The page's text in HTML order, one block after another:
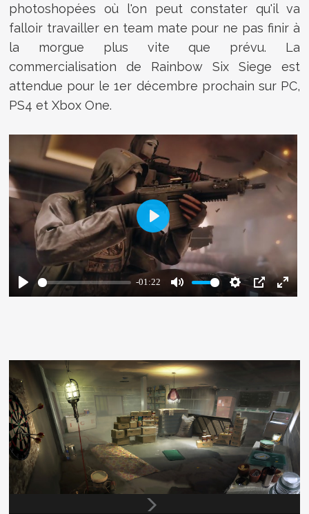
photoshopées où l'on peut constater qu'il va
falloir travailler en team mate pour ne pas finir à
la morgue plus vite que prévu. La
commercialisation de Rainbow Six Siege est
attendue pour le 1er décembre prochain sur PC,
PS4 et Xbox One.